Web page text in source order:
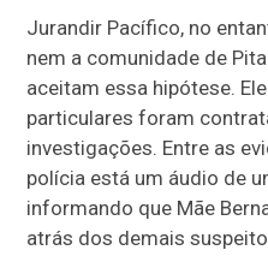
Jurandir Pacífico, no
nem a comunidade de
aceitam essa hipótese.
particulares foram
investigações. Entre as
polícia está um áudio de
informando que Mãe
atrás dos demais